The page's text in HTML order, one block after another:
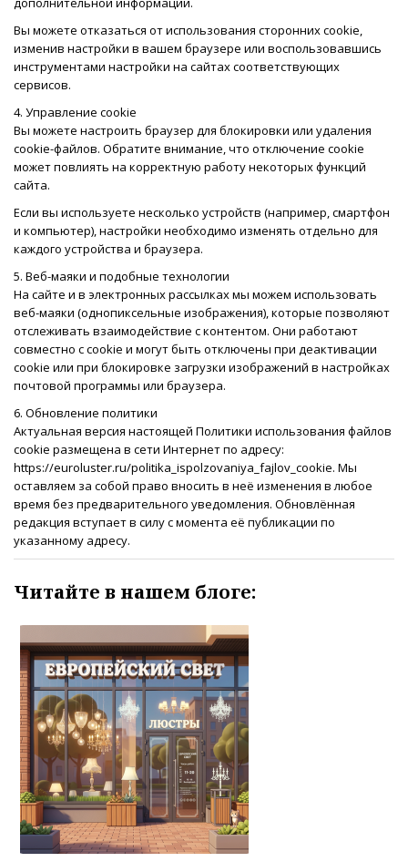
Вы можете отказаться от использования сторонних cookie,
изменив настройки в вашем браузере или воспользовавшись
инструментами настройки на сайтах соответствующих
сервисов.
4. Управление cookie
Вы можете настроить браузер для блокировки или удаления
cookie-файлов. Обратите внимание, что отключение cookie
может повлиять на корректную работу некоторых функций
сайта.
Если вы используете несколько устройств (например, смартфон
и компьютер), настройки необходимо изменять отдельно для
каждого устройства и браузера.
5. Веб-маяки и подобные технологии
На сайте и в электронных рассылках мы можем использовать
веб-маяки (однопиксельные изображения), которые позволяют
отслеживать взаимодействие с контентом. Они работают
совместно с cookie и могут быть отключены при деактивации
cookie или при блокировке загрузки изображений в настройках
почтовой программы или браузера.
6. Обновление политики
Актуальная версия настоящей Политики использования файлов
cookie размещена в сети Интернет по адресу:
https://euroluster.ru/politika_ispolzovaniya_fajlov_cookie. Мы
оставляем за собой право вносить в неё изменения в любое
время без предварительного уведомления. Обновлённая
редакция вступает в силу с момента её публикации по
указанному адресу.
Читайте в нашем блоге: